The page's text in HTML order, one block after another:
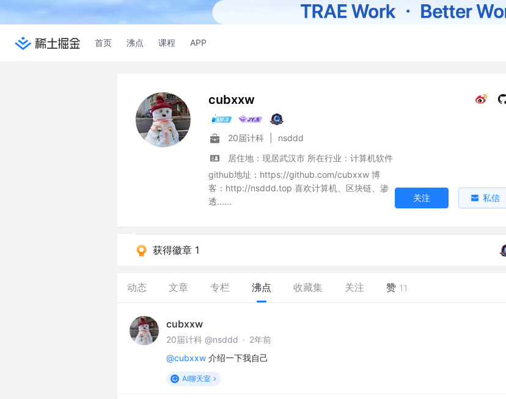
首页 沸点 课程 APP
cubxxw
20届计科
nsddd
居住地：现居武汉市 所在行业：计算机软件
github地址：https://github.com/cubxxw 博
客：http://nsddd.top 喜欢计算机、区块链、渗
透......
关注 私信
获得徽章 1
动态 文章 专栏 沸点 收藏集 关注 赞 11
cubxxw
20届计科 @nsddd · 2年前
@cubxxw 介绍一下我自己
AI聊天室